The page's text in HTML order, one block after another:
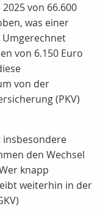
von 66.600
was einer
von 6.150 Euro
von der
(PKV)
insbesondere
den Wechsel
knapp
weiterhin in der